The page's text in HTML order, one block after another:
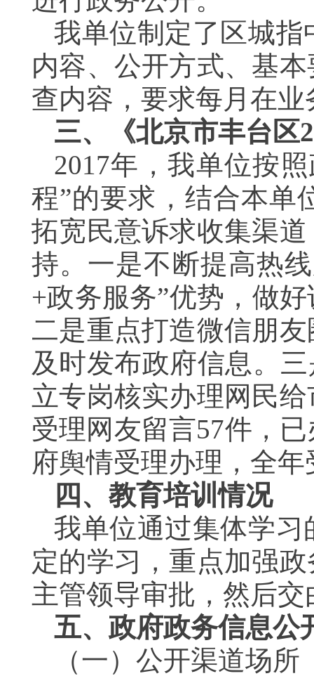
我单位制定了区城
内容、公开方式、基
查内容，要求每月在
三、《北京市丰台区
2017年，我单位按
程”的要求，结合本单
拓宽民意诉求收集渠
持。一是不断提高热
+政务服务”优势，做
二是重点打造微信朋
及时发布政府信息。
立专岗核实办理网民
受理网友留言57件，
府舆情受理办理，全
四、教育培训情况
我单位通过集体学
定的学习，重点加强
主管领导审批，然后
五、政府政务信息公
（一）公开渠道场